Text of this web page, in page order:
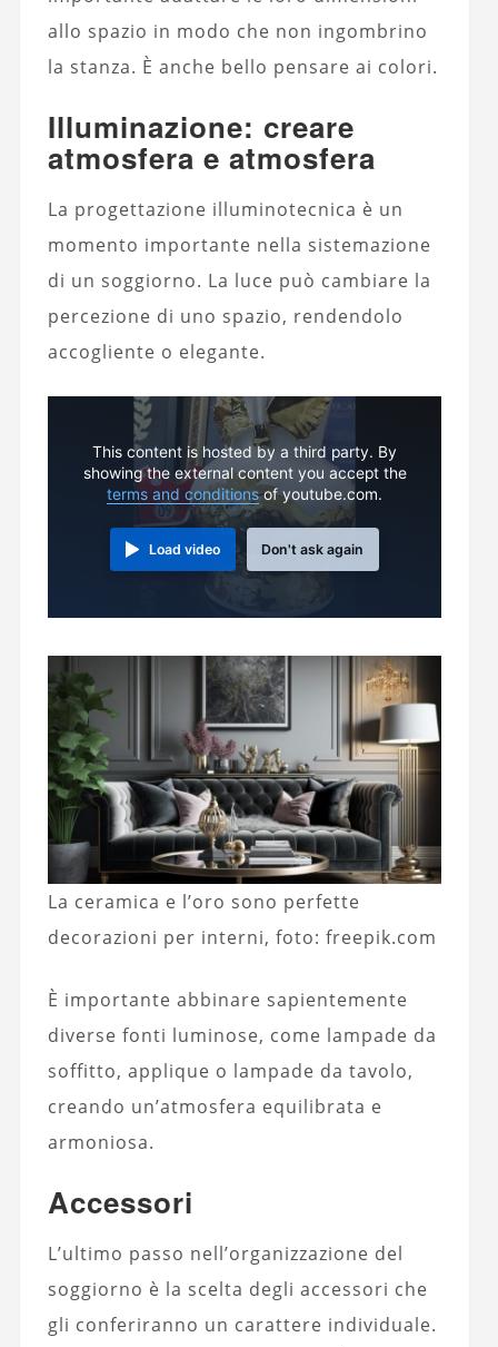
allo spazio in modo che non ingombrino
la stanza. È anche bello pensare ai colori.
Illuminazione: creare
atmosfera e atmosfera
La progettazione illuminotecnica è un
momento importante nella sistemazione
di un soggiorno. La luce può cambiare la
percezione di uno spazio, rendendolo
accogliente o elegante.
This content is hosted by a third party. By
showing the external content you accept the
terms and conditionsof youtube.com.
Load video Don't ask again
La ceramica e l’oro sono perfette
decorazioni per interni, foto: freepik.com
È importante abbinare sapientemente
diverse fonti luminose, come lampade da
soffitto, applique o lampade da tavolo,
creando un’atmosfera equilibrata e
armoniosa.
Accessori
L’ultimo passo nell’organizzazione del
soggiorno è la scelta degli accessori che
gli conferiranno un carattere individuale.